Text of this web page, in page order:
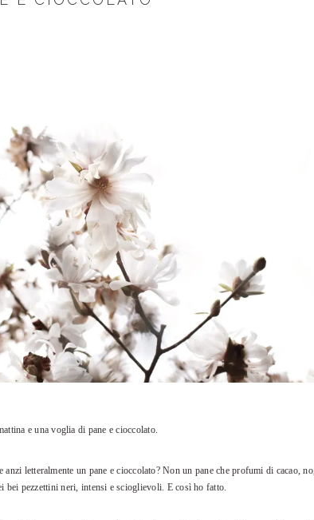
e una voglia di pane e cioccolato.
letteralmente un pane e cioccolato? Non un pane che profumi di cacao, no,
bei pezzettini neri, intensi e scioglievoli. E così ho fatto.